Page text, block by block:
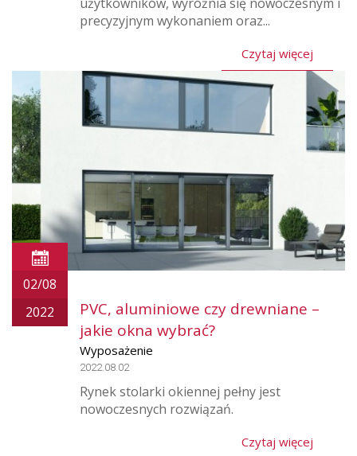
precyzyjnym wykonaniem oraz...
Czytaj więcej
02/08
2022
PVC, aluminiowe czy drewniane –
jakie okna wybrać?
Wyposażenie
2022.08.02
Rynek stolarki okiennej pełny jest
nowoczesnych rozwiązań.
Czytaj więcej